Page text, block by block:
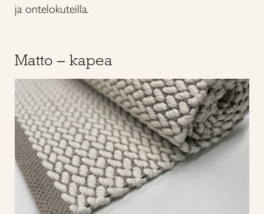
ja ontelokuteilla.
Matto – kapea